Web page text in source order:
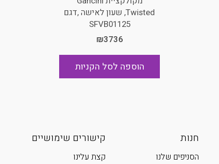
Twisted, שעון לאישה ,דגם
SFVB01125
₪3736
הוספה לסל הקניות
חנות
הסניפים שלנו
קישורים שימושיים
קצת עלינו